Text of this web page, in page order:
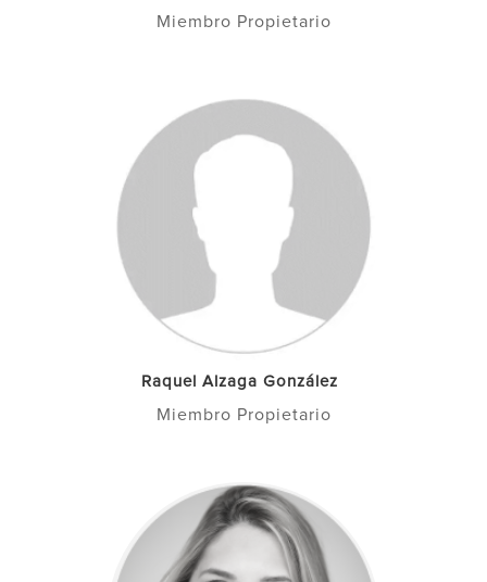
Miembro Propietario
Raquel Alzaga González
Miembro Propietario